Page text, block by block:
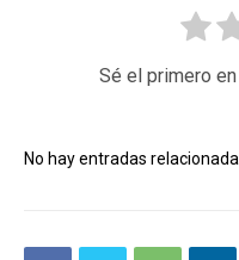
Sé el primero
No hay entradas